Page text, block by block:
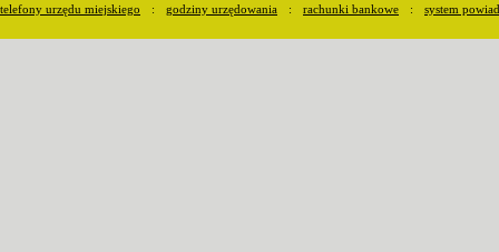
telefony urzędu miejskiego : godziny urzędowania : rachunki bankowe : system